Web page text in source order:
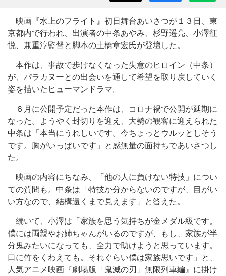
映画『水上のフライト』初日舞台あいさつが１３日、東
京都内で行われ、出演者の中条あやみ、杉野遥亮、小澤征
悦、兼重淳監督と脚本の土橋章宏氏が登壇した。
本作は、事故で歩けなくなった失意のヒロイン（中条）
が、パラカヌーとの出会いを通して希望を取り戻していく
姿を描いたヒューマンドラマ。
６月に公開予定だった本作は、コロナ禍で公開が延期に
なった。ようやく封切りを迎え、大勢の観客に迎えられた
中条は「本当にうれしいです。今ちょっとウルッとしそう
です。胸がいっぱいです」と感無量の面持ちであいさつし
た。
映画の内容にちなみ、「他の人に負けない特技」につい
ての質問も。中条は「特技か分からないのですが、目がい
い方なので、結構遠くまで見えます」と答えた。
続いて、小澤は「家族を思う気持ちが金メダル級です。
僕には両親やお姉ちゃんがいるのですが、もし、家族が半
分鬼みたいになっても、全力で助けようと思っています。
口に竹をくわえても。それぐらい僕は家族思いです」と、
人気アニメ映画『劇場版「鬼滅の刃」無限列車編』に掛け